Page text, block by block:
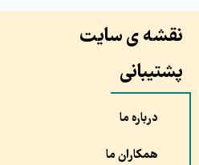
نقشه ی سایت
پشتیبانی
درباره ما
همکاران ما